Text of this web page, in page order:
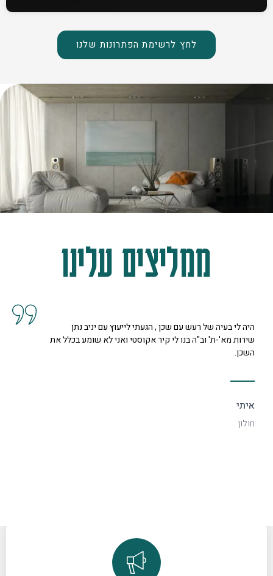
לחץ לרשימת הפתרונות שלנו
ממליצים עלינו
קיבלנו שרות מצוין, הסברים ותשובות לכל השאלות מנציגה
נחמדה מאוד בשם קרן היא המליצה לנו על פיתרון להד בחלל
דקורטיבי ויפה.
ספיר
רמת גן